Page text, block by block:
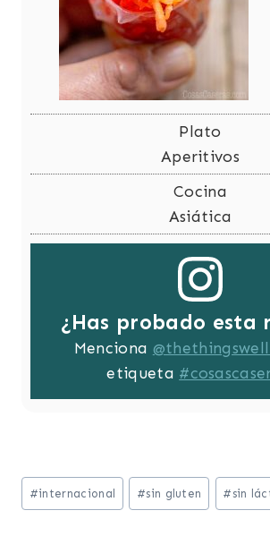
Plato
Aperitivos
Cocina
Asiática
¿Has probado esta
Menciona
etiqueta
Etiquetas
de
#internacional #sin gluten #sin